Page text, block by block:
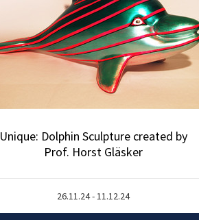
Unique: Dolphin Sculpture created by
Prof. Horst Gläsker
26.11.24 - 11.12.24